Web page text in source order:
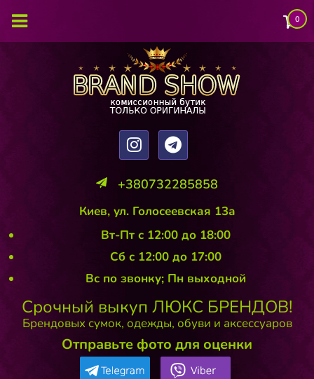
0
+380732285858
Киев, ул. Голосеевская 13а
Вт-Пт с 12:00 до 18:00
Сб с 12:00 до 17:00
Вс по звонку; Пн выходной
Срочный выкуп ЛЮКС БРЕНДОВ!
Брендовых сумок, одежды, обуви и аксессуаров
Отправьте фото для оценки